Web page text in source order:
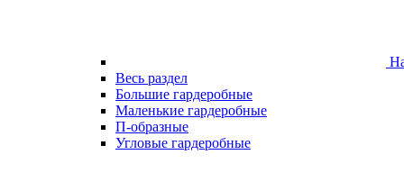
Весь раздел
Большие гардеробные
Маленькие гардеробные
П-образные
Угловые гардеробные